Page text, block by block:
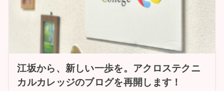
江坂から、新しい一歩を。アクロステクニ
カルカレッジのブログを再開します！